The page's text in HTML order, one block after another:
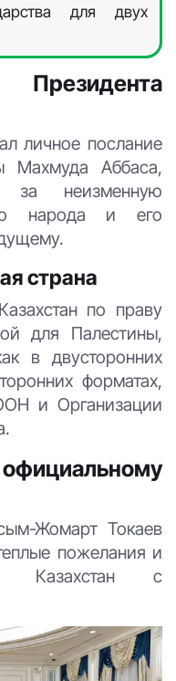
для двух
личное послание
Махмуда Аббаса,
за неизменную
народа и его
страна
по праву
для Палестины,
в двусторонних
форматах,
и Организации
Жомарт Токаев
пожелания и
Казахстан с